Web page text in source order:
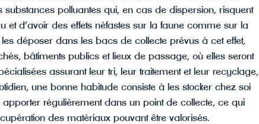
polluantes qui, en cas de dispersion, risquent
et d’avoir des effets néfastes sur la faune comme sur la
déposer dans les bacs de collecte prévus à cet effet,
bâtiments publics et lieux de passage, où elles seront
assurant leur tri, leur traitement et leur recyclage,
une bonne habitude consiste à les stocker chez soi
régulièrement dans un point de collecte, ce qui
des matériaux pouvant être valorisés.